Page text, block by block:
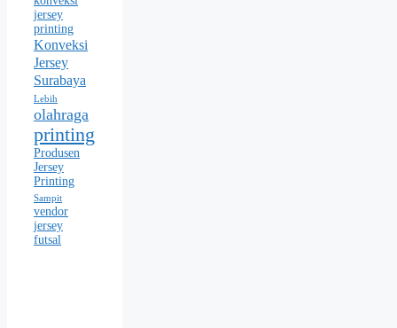
jersey
printing
Konveksi
Jersey
Surabaya
Lebih
olahraga
printing
Produsen
Jersey
Printing
Sampit
vendor
jersey
futsal